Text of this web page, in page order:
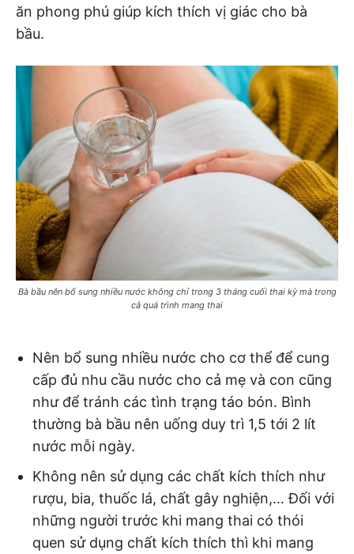
ăn phong phú giúp kích thích vị giác cho bà
bầu.
Bà bầu nên bổ sung nhiều nước không chỉ trong 3 tháng cuối thai kỳ mà trong
cả quá trình mang thai
Nên bổ sung nhiều nước cho cơ thể để cung
cấp đủ nhu cầu nước cho cả mẹ và con cũng
như để tránh các tình trạng táo bón. Bình
thường bà bầu nên uống duy trì 1,5 tới 2 lít
nước mỗi ngày.
Không nên sử dụng các chất kích thích như
rượu, bia, thuốc lá, chất gây nghiện,… Đối với
những người trước khi mang thai có thói
quen sử dụng chất kích thích thì khi mang